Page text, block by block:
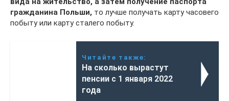
гражданина Польши, то лучше получать карту часовего
побыту или карту сталего побыту.
Читайте также:
На сколько вырастут
пенсии с 1 января 2022
года